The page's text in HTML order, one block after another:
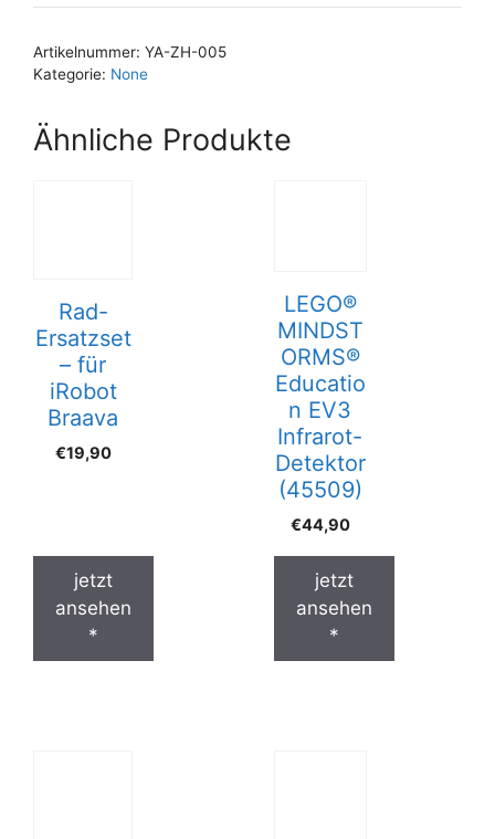
Artikelnummer: YA-ZH-005
Kategorie: None
Ähnliche Produkte
Rad-
Ersatzset
– für
iRobot
Braava
€19,90
jetzt
ansehen
*
LEGO®
MINDST
ORMS®
Educatio
n EV3
Infrarot-
Detektor
(45509)
€44,90
jetzt
ansehen
*